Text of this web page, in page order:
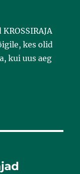
kes olid
kui uus aeg